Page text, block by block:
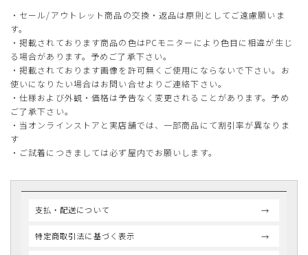
・セール/アウトレット商品の交換・返品は原則としてご遠慮願いま
す。
・掲載されております商品の色はPCモニターにより色目に相違が生じ
る場合があります。予めご了承下さい。
・掲載されております画像を許可無くご使用にならないで下さい。お
使いになりたい場合はお問い合せよりご連絡下さい。
・仕様および外観・価格は予告なく変更されることがあります。予め
ご了承下さい。
・当オンラインストアと実店舗では、一部商品にて割引率が異なりま
す
・ご試着につきましては必ず屋内でお願いします。
支払・配送について
特定商取引法に基づく表示